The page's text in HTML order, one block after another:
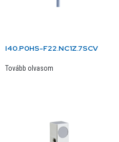
I40.P0HS-F22.NC1Z.7SCV
Tovább olvasom